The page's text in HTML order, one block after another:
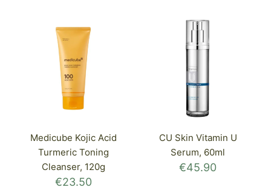
имеет
вариаций.
выбрать
товара.
Medicube Kojic Acid
Turmeric Toning
Cleanser, 120g
€23.50
CU Skin Vitamin U
Serum, 60ml
€45.90